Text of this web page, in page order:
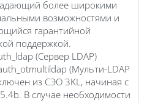
более широкими
возможностями и
гарантийной
поддержкой.
(Сервер LDAP)
(Мульти-LDAP
из СЭО 3KL, начиная с
В случае необходимости